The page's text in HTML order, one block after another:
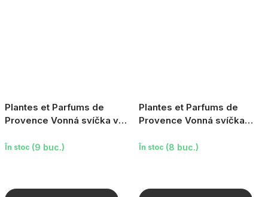
Plantes et Parfums de
Provence Vonná svíčka v
180g
În stoc (9 buc.)
Plantes et Parfums de
Provence Vonná svíčka
Berries, 180g
În stoc (8 buc.)